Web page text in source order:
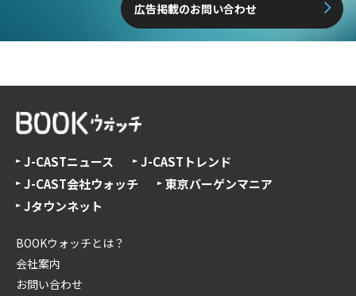
広告掲載のお問い合わせ
J-CASTニュース
J-CASTトレンド
J-CAST会社ウォッチ
東京バーゲンマニア
Jタウンネット
BOOKウォッチとは？
会社案内
お問い合わせ